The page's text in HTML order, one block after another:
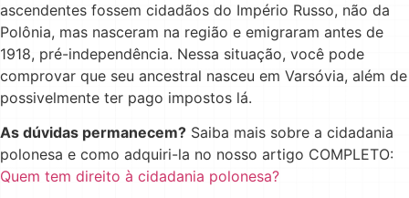
ascendentes fossem cidadãos do Império Russo, não da
Polônia, mas nasceram na região e emigraram antes de
1918, pré-independência. Nessa situação, você pode
comprovar que seu ancestral nasceu em Varsóvia, além de
possivelmente ter pago impostos lá.
As dúvidas permanecem? Saiba mais sobre a cidadania
polonesa e como adquiri-la no nosso artigo COMPLETO:
Quem tem direito à cidadania polonesa?